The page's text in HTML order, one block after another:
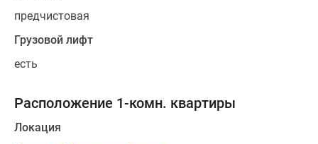
предчистовая
Грузовой лифт
есть
Расположение 1-комн. квартиры
Локация